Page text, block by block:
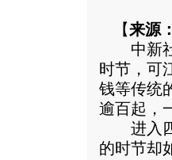
【来源
中新社
时节，可
钱等传统
逾百起，
进入四
的时节却